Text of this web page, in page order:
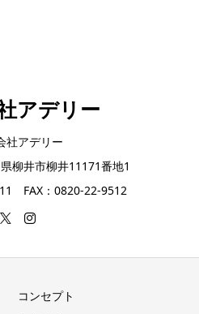
アデリー
社アデリー
柳井市柳井11171番地1
FAX：0820-22-9512
コンセプト